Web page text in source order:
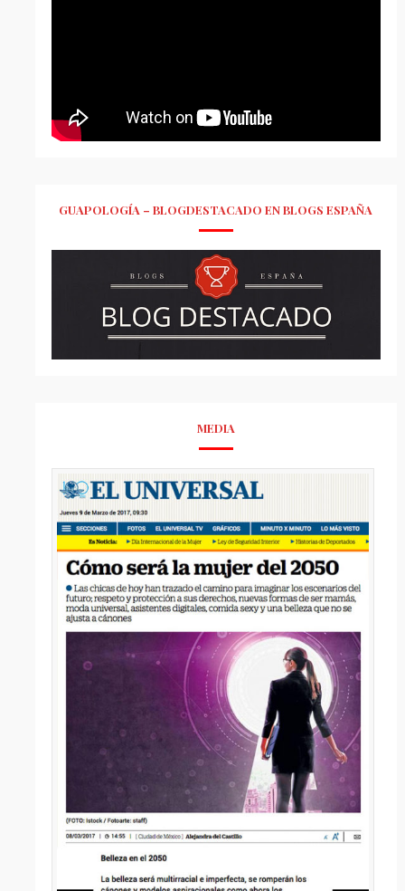
GUAPOLOGÍA – BLOGDESTACADO EN BLOGS ESPAÑA
MEDIA